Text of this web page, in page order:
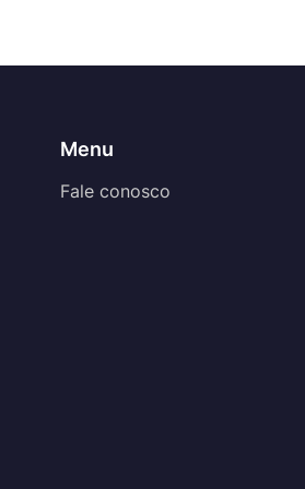
Menu
Fale conosco